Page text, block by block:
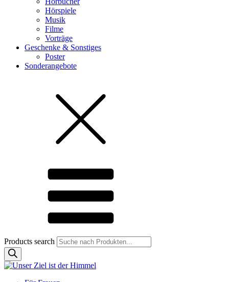
Hörspiele
Musik
Filme
Vorträge
Geschenke & Sonstiges
Poster
Sonderangebote
Products search